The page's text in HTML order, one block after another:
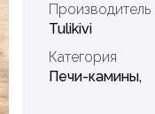
Производитель
Tulikivi
Категория
Печи-камины